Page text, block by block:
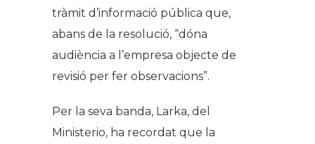
tràmit d’informació pública que,
abans de la resolució, “dóna
audiència a l’empresa objecte de
revisió per fer observacions”.
Per la seva banda, Larka, del
Ministerio, ha recordat que la